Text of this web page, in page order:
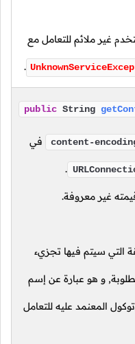
غير ملائم للتعامل مع
.
public String
content- في
.
غير معروفة.
التي سيتم فيها تجزيء
و هو عبارة عن إسم
المعنمد عليه للتعامل